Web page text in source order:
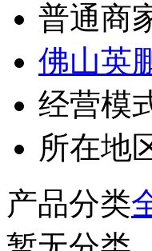
普通商
佛山英
经营模
所在地
产品分类